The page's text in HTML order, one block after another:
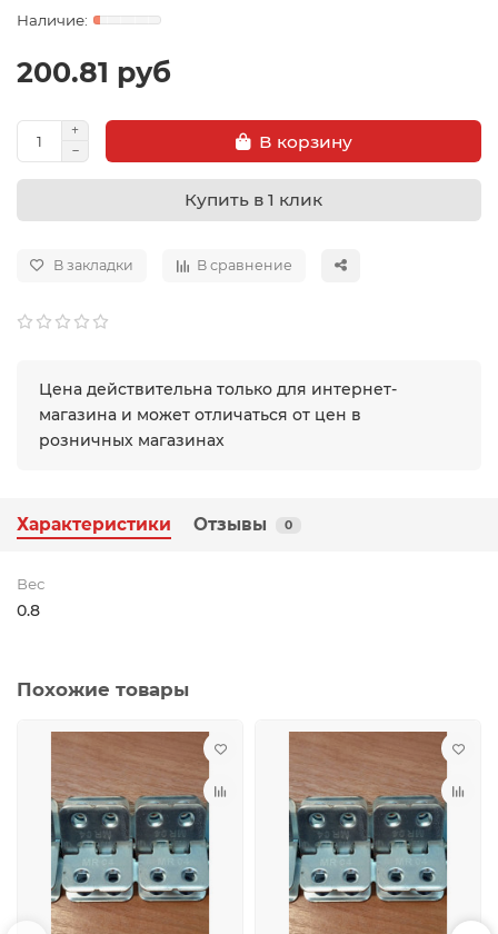
200.81 руб
В корзину
Купить в 1 клик
В закладки В сравнение
Цена действительна только для интернет-
магазина и может отличаться от цен в
розничных магазинах
Характеристики Отзывы 0
Вес
0.8
Похожие товары